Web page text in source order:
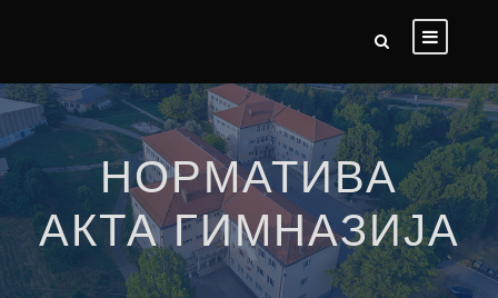
НОРМАТИВА
АКТА ГИМНАЗИЈА